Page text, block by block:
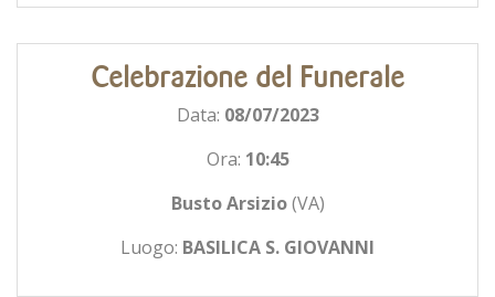
Celebrazione del Funerale
Data: 08/07/2023
Ora: 10:45
Busto Arsizio(VA)
Luogo: BASILICA S. GIOVANNI